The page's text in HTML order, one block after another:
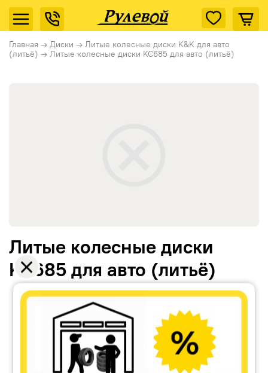
Главная → Диски → Литые колесные диски K&K для авто
(литьё) → Литые колесные диски KC685 для авто (литьё)
Литые колесные диски
KC685 для авто (литьё)